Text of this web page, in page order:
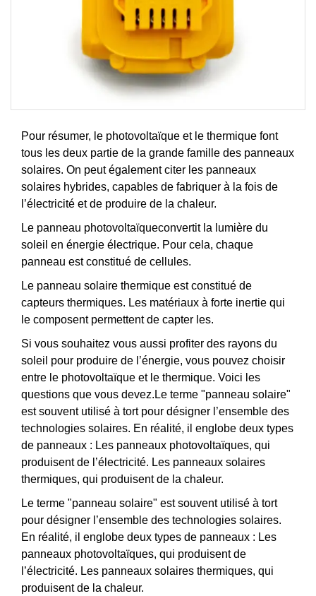
Pour résumer, le photovoltaïque et le thermique font
tous les deux partie de la grande famille des panneaux
solaires. On peut également citer les panneaux
solaires hybrides, capables de fabriquer à la fois de
l’électricité et de produire de la chaleur.
Le panneau photovoltaïqueconvertit la lumière du
soleil en énergie électrique. Pour cela, chaque
panneau est constitué de cellules.
Le panneau solaire thermique est constitué de
capteurs thermiques. Les matériaux à forte inertie qui
le composent permettent de capter les.
Si vous souhaitez vous aussi profiter des rayons du
soleil pour produire de l’énergie, vous pouvez choisir
entre le photovoltaïque et le thermique. Voici les
questions que vous devez.Le terme "panneau solaire"
est souvent utilisé à tort pour désigner l’ensemble des
technologies solaires. En réalité, il englobe deux types
de panneaux : Les panneaux photovoltaïques, qui
produisent de l’électricité. Les panneaux solaires
thermiques, qui produisent de la chaleur.
Le terme "panneau solaire" est souvent utilisé à tort
pour désigner l’ensemble des technologies solaires.
En réalité, il englobe deux types de panneaux : Les
panneaux photovoltaïques, qui produisent de
l’électricité. Les panneaux solaires thermiques, qui
produisent de la chaleur.